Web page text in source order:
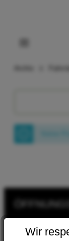
HILFE &
Wir